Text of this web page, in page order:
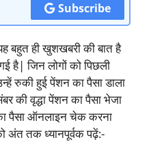
Subscribe
बहुत ही खुशखबरी की बात है
है| जिन लोगों को पिछली
रुकी हुई पेंशन का पैसा डाला
की वृद्धा पेंशन का पैसा भेजा
पैसा ऑनलाइन चेक करना
अंत तक ध्यानपूर्वक पढ़ें:-